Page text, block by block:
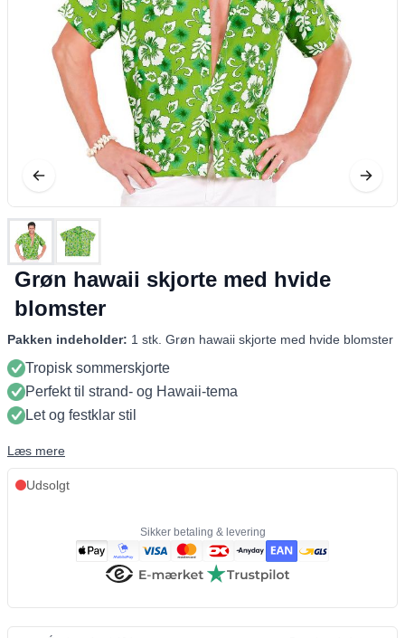
Grøn hawaii skjorte med hvide
blomster
Pakken indeholder: 1 stk. Grøn hawaii skjorte med hvide blomster
Tropisk sommerskjorte
Perfekt til strand- og Hawaii-tema
Let og festklar stil
Læs mere
Udsolgt
Sikker betaling & levering